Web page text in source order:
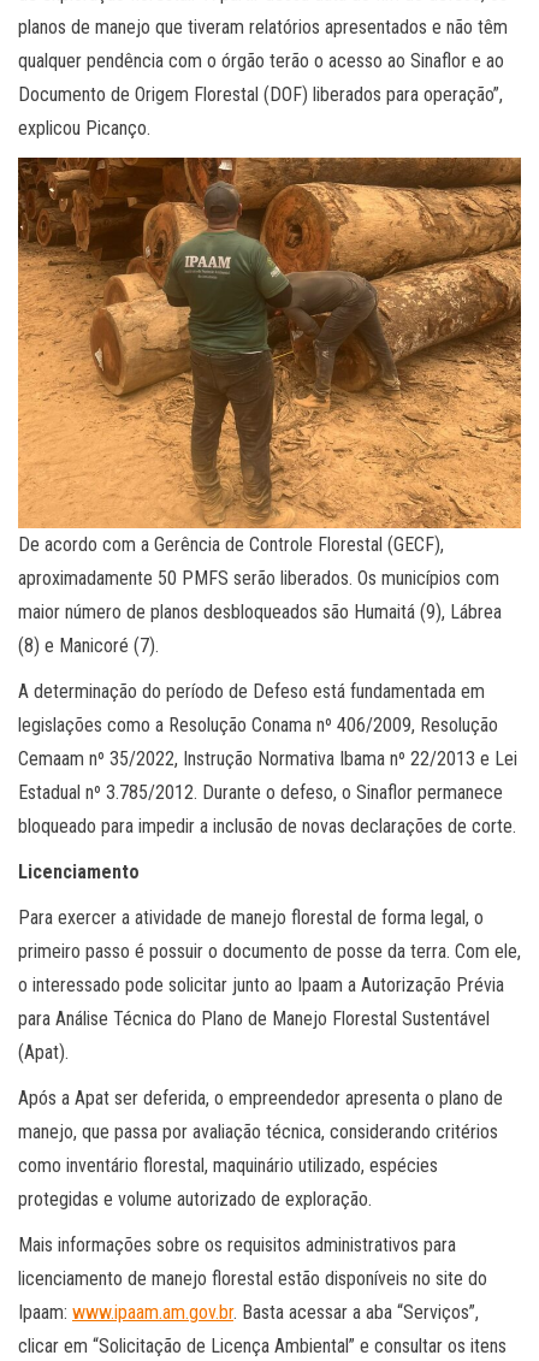
planos de manejo que tiveram relatórios apresentados e não têm
qualquer pendência com o órgão terão o acesso ao Sinaflor e ao
Documento de Origem Florestal (DOF) liberados para operação”,
explicou Picanço.
De acordo com a Gerência de Controle Florestal (GECF),
aproximadamente 50 PMFS serão liberados. Os municípios com
maior número de planos desbloqueados são Humaitá (9), Lábrea
(8) e Manicoré (7).
A determinação do período de Defeso está fundamentada em
legislações como a Resolução Conama nº 406/2009, Resolução
Cemaam nº 35/2022, Instrução Normativa Ibama nº 22/2013 e Lei
Estadual nº 3.785/2012. Durante o defeso, o Sinaflor permanece
bloqueado para impedir a inclusão de novas declarações de corte.
Licenciamento
Para exercer a atividade de manejo florestal de forma legal, o
primeiro passo é possuir o documento de posse da terra. Com ele,
o interessado pode solicitar junto ao Ipaam a Autorização Prévia
para Análise Técnica do Plano de Manejo Florestal Sustentável
(Apat).
Após a Apat ser deferida, o empreendedor apresenta o plano de
manejo, que passa por avaliação técnica, considerando critérios
como inventário florestal, maquinário utilizado, espécies
protegidas e volume autorizado de exploração.
Mais informações sobre os requisitos administrativos para
licenciamento de manejo florestal estão disponíveis no site do
Ipaam: www.ipaam.am.gov.br. Basta acessar a aba “Serviços”,
clicar em “Solicitação de Licença Ambiental” e consultar os itens